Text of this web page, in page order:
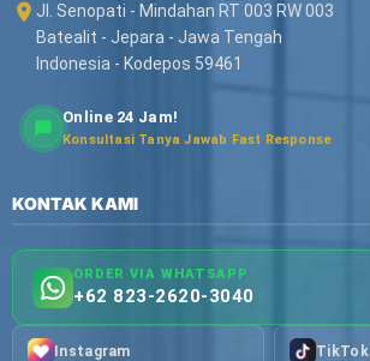
Jl. Senopati - Mindahan RT 003 RW 003
Batealit - Jepara - Jawa Tengah
Indonesia - Kodepos 59461
Online 24 Jam!
Konsultasi Tanya Jawab Fast Response
KONTAK KAMI
ORDER VIA WHATSAPP
+62 823-2620-3040
Instagram TikTok